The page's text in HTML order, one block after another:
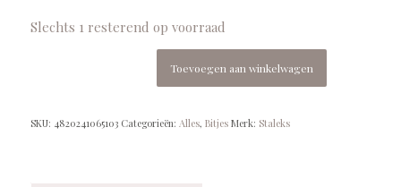
Slechts 1 resterend op voorraad
Toevoegen aan winkelwagen
SKU: 4820241065103 Categorieën: Alles, Bitjes Merk: Staleks